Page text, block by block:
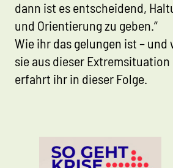
dann ist es entscheidend,
und Orientierung zu geben.“
Wie ihr das gelungen ist – und
sie aus dieser Extremsituation
erfahrt ihr in dieser Folge.